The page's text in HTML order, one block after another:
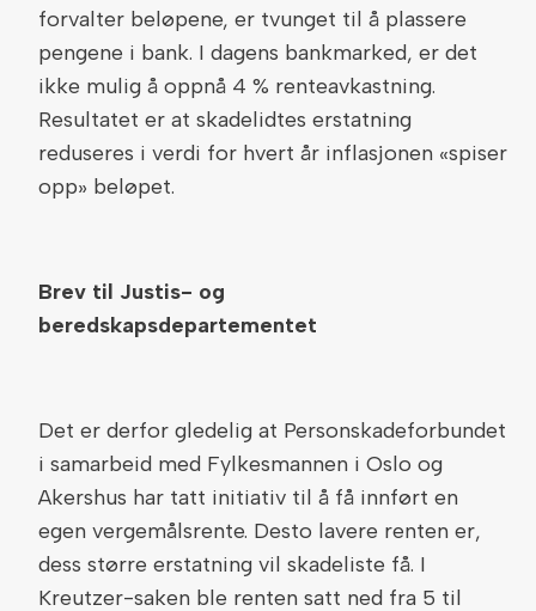
forvalter beløpene, er tvunget til å plassere
pengene i bank. I dagens bankmarked, er det
ikke mulig å oppnå 4 % renteavkastning.
Resultatet er at skadelidtes erstatning
reduseres i verdi for hvert år inflasjonen «spiser
opp» beløpet.
Brev til Justis- og
beredskapsdepartementet
Det er derfor gledelig at Personskadeforbundet
i samarbeid med Fylkesmannen i Oslo og
Akershus har tatt initiativ til å få innført en
egen vergemålsrente. Desto lavere renten er,
dess større erstatning vil skadeliste få. I
Kreutzer-saken ble renten satt ned fra 5 til